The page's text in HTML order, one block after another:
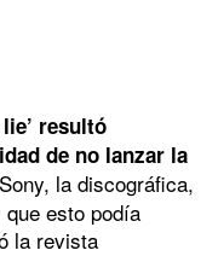
resultó
de no lanzar la
la discográfica,
esto podía
la revista